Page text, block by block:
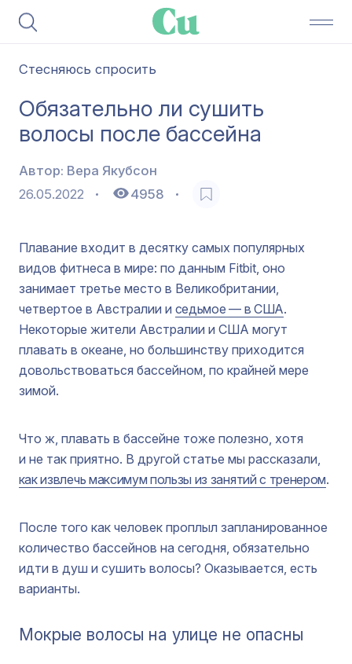
Стесняюсь спросить
Обязательно ли сушить
волосы после бассейна
Автор: Вера Якубсон
26.05.2022
4958
Плавание входит в десятку самых популярных
видов фитнеса в мире: по данным Fitbit, оно
занимает третье место в Великобритании,
четвертое в Австралии и седьмое — в США.
Некоторые жители Австралии и США могут
плавать в океане, но большинству приходится
довольствоваться бассейном, по крайней мере
зимой.
Что ж, плавать в бассейне тоже полезно, хотя
и не так приятно. В другой статье мы рассказали,
как извлечь максимум пользы из занятий с тренером.
После того как человек проплыл запланированное
количество бассейнов на сегодня, обязательно
идти в душ и сушить волосы? Оказывается, есть
варианты.
Мокрые волосы на улице не опасны